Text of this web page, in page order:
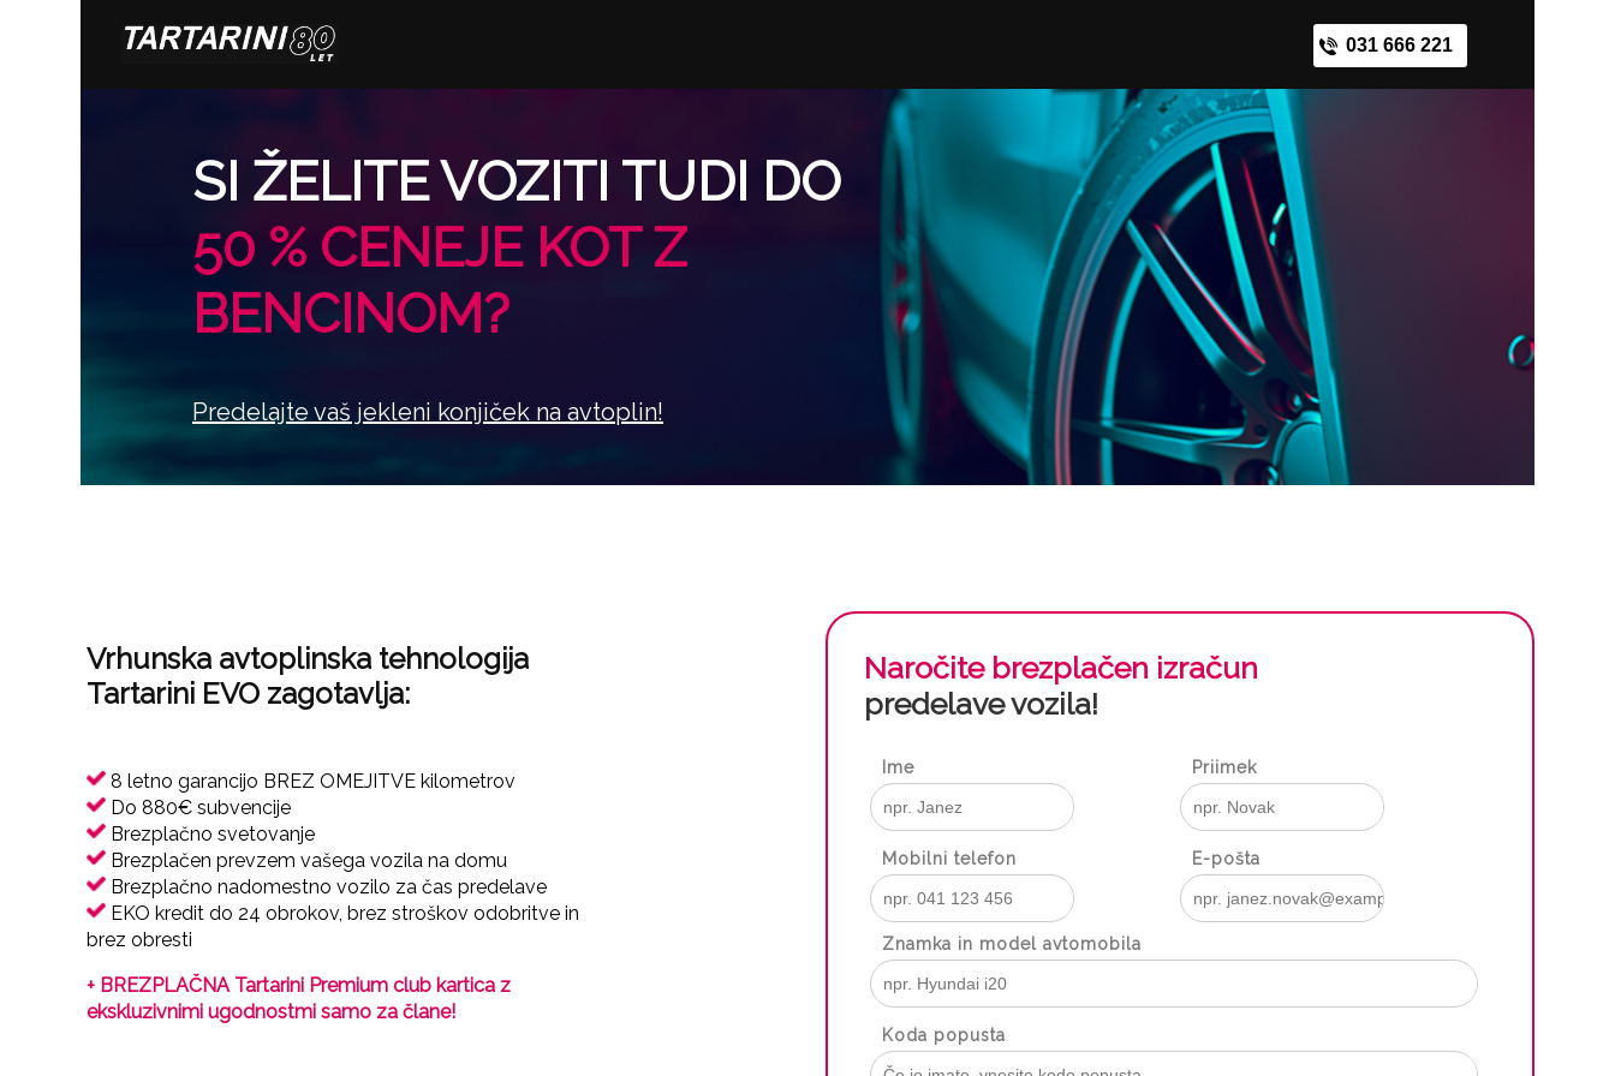
031 666 221
SI ŽELITE VOZITI TUDI DO
50 % CENEJE KOT Z
BENCINOM?
Predelajte vaš jekleni konjiček na avtoplin!
Vrhunska avtoplinska tehnologija
Tartarini EVO zagotavlja:
8 letno garancijo BREZ OMEJITVE kilometrov
Do 880€ subvencije
Brezplačno svetovanje
Brezplačen prevzem vašega vozila na domu
Brezplačno nadomestno vozilo za čas predelave
EKO kredit do 24 obrokov, brez stroškov odobritve in
brez obresti
+ BREZPLAČNA Tartarini Premium club kartica z
ekskluzivnimi ugodnostmi samo za člane!
Naročite brezplačen izračun
predelave vozila!
Ime Priimek
Mobilni telefon E-pošta
Znamka in model avtomobila
Koda popusta